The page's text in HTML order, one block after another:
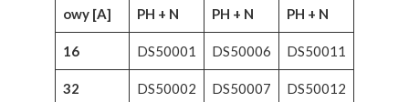
owy [A]
PH + N
PH + N
PH + N
16 DS50001 DS50006 DS50011
32 DS50002 DS50007 DS50012